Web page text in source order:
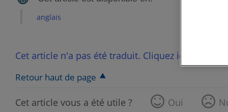
anglais
Cet article n'a pas été traduit. Cliquez ici pour
Retour haut de page
Cet article vous a été utile ? Oui